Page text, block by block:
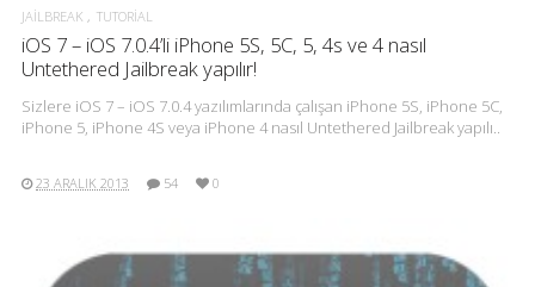
JAILBREAK TUTORIAL
iOS 7 – iOS 7.0.4’li iPhone 5S, 5C, 5, 4s ve 4 nasıl
Untethered Jailbreak yapılır!
Sizlere iOS 7 – iOS 7.0.4 yazılımlarında çalışan iPhone 5S, iPhone 5C,
iPhone 5, iPhone 4S veya iPhone 4 nasıl Untethered Jailbreak yapılı..
23 ARALIK 2013 54 0